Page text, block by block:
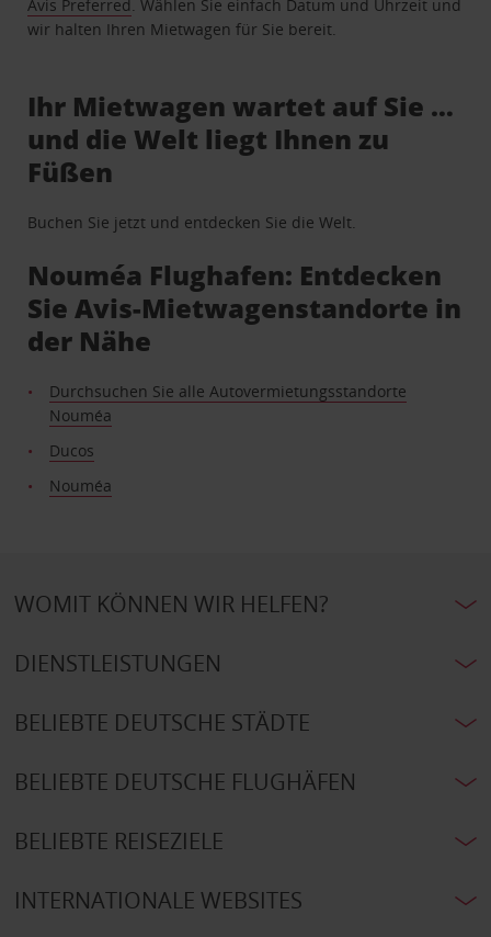
Avis Preferred . Wählen Sie einfach Datum und Uhrzeit und
wir halten Ihren Mietwagen für Sie bereit.
Ihr Mietwagen wartet auf Sie …
und die Welt liegt Ihnen zu
Füßen
Buchen Sie jetzt und entdecken Sie die Welt.
Nouméa Flughafen: Entdecken
Sie Avis-Mietwagenstandorte in
der Nähe
Durchsuchen Sie alle Autovermietungsstandorte
Nouméa
Ducos
Nouméa
WOMIT KÖNNEN WIR HELFEN?
DIENSTLEISTUNGEN
BELIEBTE DEUTSCHE STÄDTE
BELIEBTE DEUTSCHE FLUGHÄFEN
BELIEBTE REISEZIELE
INTERNATIONALE WEBSITES